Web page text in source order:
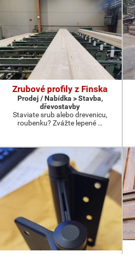
Zrubové profily z Finska
Prodej / Nabídka > Stavba,
dřevostavby
Staviate srub alebo drevenicu,
roubenku? Zvážte lepené …